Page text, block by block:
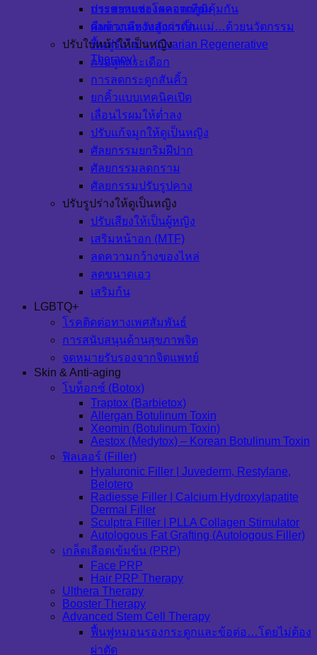
ประสาทและโรคจากภูมิคุ้มกัน
คืนความหวังสู่การเป็นแม่…ด้วยนวัตกรรม
ฟื้นฟูรังไข่ ✨ (Ovarian Regenerative
Therapy)
การขยายช่องคลอดเทียม
ผลข้างเคียงหลังผ่าตัด
ปรับใบหน้าให้เป็นหญิง
กรอลูกกระเดือก
การลดกระดูกสันคิ้ว
ยกคิ้วแบบเทคนิคเปิด
เลื่อนไรผมให้ต่ำลง
ปรับแก้จมูกให้ดูเป็นหญิง
ศัลยกรรมยกริมฝีปาก
ศัลยกรรมลดกราม
ศัลยกรรมปรับรูปคาง
ปรับรูปร่างให้ดูเป็นหญิง
ปรับเสียงให้เป็นผู้หญิง
เสริมหน้าอก (MTF)
ลดความกว้างของไหล่
ลดขนาดเอว
เสริมก้น
LGBTQ+
โรคติดต่อทางเพศสัมพันธ์
การสนับสนุนด้านสุขภาพจิต
จดหมายรับรองจากจิตแพทย์
Skin & Anti-aging
โบท็อกซ์ (Botox)
Traptox (Barbietox)
Allergan Botulinum Toxin
Xeomin (Botulinum Toxin)
Aestox (Medytox) – Korean Botulinum Toxin
ฟิลเลอร์ (Filler)
Hyaluronic Filler | Juvederm, Restylane,
Belotero
Radiesse Filler | Calcium Hydroxylapatite
Dermal Filler
Sculptra Filler | PLLA Collagen Stimulator
Autologous Fat Grafting (Autologous Filler)
เกล็ดเลือดเข้มข้น (PRP)
Face PRP
Hair PRP Therapy
Ulthera Therapy
Booster Therapy
Advanced Stem Cell Therapy
ฟื้นฟูหมอนรองกระดูกและข้อต่อ…โดยไม่ต้อง
ผ่าตัด